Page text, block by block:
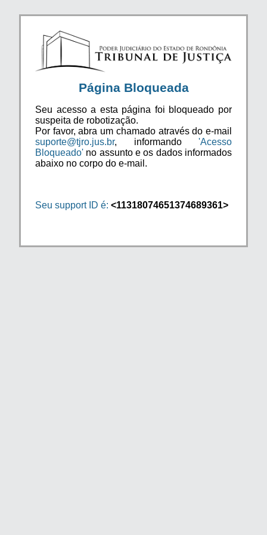
Página Bloqueada
Seu acesso a esta página foi bloqueado por
suspeita de robotização.
Por favor, abra um chamado através do e-mail
suporte@tjro.jus.br, informando 'Acesso
Bloqueado' no assunto e os dados informados
abaixo no corpo do e-mail.
Seu support ID é: <11318074651374689361>